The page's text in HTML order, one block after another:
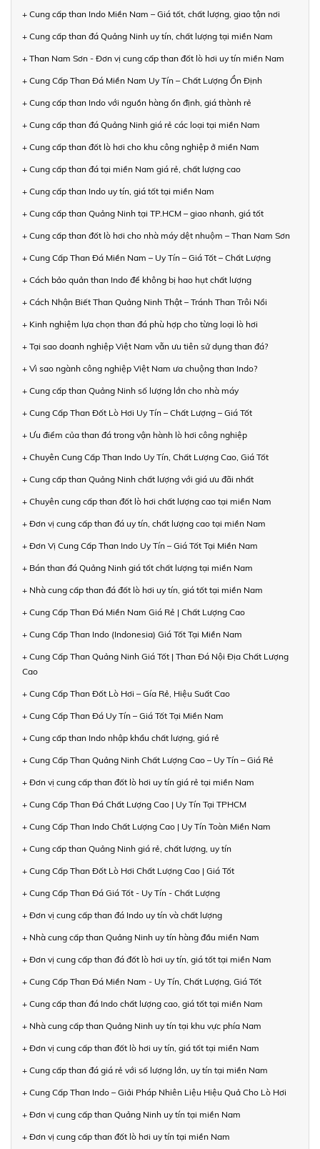
+ Cung cấp than Indo Miền Nam – Giá tốt, chất lượng, giao tận nơi
+ Cung cấp than đá Quảng Ninh uy tín, chất lượng tại miền Nam
+ Than Nam Sơn - Đơn vị cung cấp than đốt lò hơi uy tín miền Nam
+ Cung Cấp Than Đá Miền Nam Uy Tín – Chất Lượng Ổn Định
+ Cung cấp than Indo với nguồn hàng ổn định, giá thành rẻ
+ Cung cấp than đá Quảng Ninh giá rẻ các loại tại miền Nam
+ Cung cấp than đốt lò hơi cho khu công nghiệp ở miền Nam
+ Cung cấp than đá tại miền Nam giá rẻ, chất lượng cao
+ Cung cấp than Indo uy tín, giá tốt tại miền Nam
+ Cung cấp than Quảng Ninh tại TP.HCM – giao nhanh, giá tốt
+ Cung cấp than đốt lò hơi cho nhà máy dệt nhuộm – Than Nam Sơn
+ Cung Cấp Than Đá Miền Nam – Uy Tín – Giá Tốt – Chất Lượng
+ Cách bảo quản than Indo để không bị hao hụt chất lượng
+ Cách Nhận Biết Than Quảng Ninh Thật – Tránh Than Trôi Nổi
+ Kinh nghiệm lựa chọn than đá phù hợp cho từng loại lò hơi
+ Tại sao doanh nghiệp Việt Nam vẫn ưu tiên sử dụng than đá?
+ Vì sao ngành công nghiệp Việt Nam ưa chuộng than Indo?
+ Cung cấp than Quảng Ninh số lượng lớn cho nhà máy
+ Cung Cấp Than Đốt Lò Hơi Uy Tín – Chất Lượng – Giá Tốt
+ Ưu điểm của than đá trong vận hành lò hơi công nghiệp
+ Chuyên Cung Cấp Than Indo Uy Tín, Chất Lượng Cao, Giá Tốt
+ Cung cấp than Quảng Ninh chất lượng với giá ưu đãi nhất
+ Chuyên cung cấp than đốt lò hơi chất lượng cao tại miền Nam
+ Đơn vị cung cấp than đá uy tín, chất lượng cao tại miền Nam
+ Đơn Vị Cung Cấp Than Indo Uy Tín – Giá Tốt Tại Miền Nam
+ Bán than đá Quảng Ninh giá tốt chất lượng tại miền Nam
+ Nhà cung cấp than đá đốt lò hơi uy tín, giá tốt tại miền Nam
+ Cung Cấp Than Đá Miền Nam Giá Rẻ | Chất Lượng Cao
+ Cung Cấp Than Indo (Indonesia) Giá Tốt Tại Miền Nam
+ Cung Cấp Than Quảng Ninh Giá Tốt | Than Đá Nội Địa Chất Lượng
Cao
+ Cung Cấp Than Đốt Lò Hơi – Gía Rẻ, Hiệu Suất Cao
+ Cung Cấp Than Đá Uy Tín – Giá Tốt Tại Miền Nam
+ Cung cấp than Indo nhập khẩu chất lượng, giá rẻ
+ Cung Cấp Than Quảng Ninh Chất Lượng Cao – Uy Tín – Giá Rẻ
+ Đơn vị cung cấp than đốt lò hơi uy tín giá rẻ tại miền Nam
+ Cung Cấp Than Đá Chất Lượng Cao | Uy Tín Tại TPHCM
+ Cung Cấp Than Indo Chất Lượng Cao | Uy Tín Toàn Miền Nam
+ Cung cấp than Quảng Ninh giá rẻ, chất lượng, uy tín
+ Cung Cấp Than Đốt Lò Hơi Chất Lượng Cao | Giá Tốt
+ Cung Cấp Than Đá Giá Tốt - Uy Tín - Chất Lượng
+ Đơn vị cung cấp than đá Indo uy tín và chất lượng
+ Nhà cung cấp than Quảng Ninh uy tín hàng đầu miền Nam
+ Đơn vị cung cấp than đá đốt lò hơi uy tín, giá tốt tại miền Nam
+ Cung Cấp Than Đá Miền Nam - Uy Tín, Chất Lượng, Giá Tốt
+ Cung cấp than đá Indo chất lượng cao, giá tốt tại miền Nam
+ Nhà cung cấp than Quảng Ninh uy tín tại khu vực phía Nam
+ Đơn vị cung cấp than đốt lò hơi uy tín, giá tốt tại miền Nam
+ Cung cấp than đá giá rẻ với số lượng lớn, uy tín tại miền Nam
+ Cung Cấp Than Indo – Giải Pháp Nhiên Liệu Hiệu Quả Cho Lò Hơi
+ Đơn vị cung cấp than Quảng Ninh uy tín tại miền Nam
+ Đơn vị cung cấp than đốt lò hơi uy tín tại miền Nam